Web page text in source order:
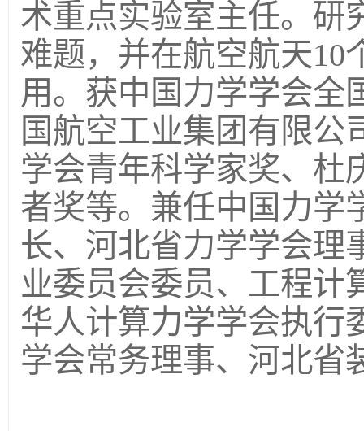
术重点实验室主任。研
难题，并在航空航天10
用。获中国力学学会全
国航空工业集团有限公
学会青年科学家奖、杜
者奖等。兼任中国力学
长、河北省力学学会理
业委员会委员、工程计
华人计算力学学会执行
学会常务理事、河北省